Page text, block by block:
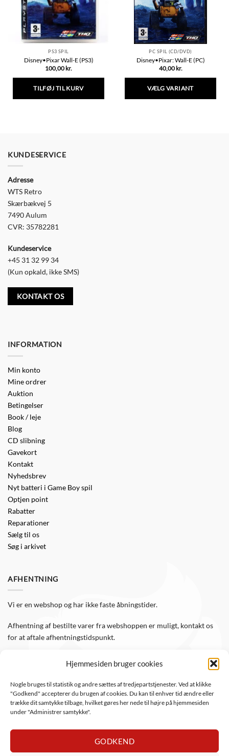
Hjemmesiden bruger cookies
Nogle bruges til statistik og andre sættes af tredjepartstjenester. Ved at klikke
"Godkend" accepterer du brugen af cookies. Du kan til enhver tid ændre eller
trække dit samtykke tilbage, hvilket gøres her nede til højre på hjemmesiden
under "Administrer samtykke".
GODKEND
på
varesiden
PS3 SPIL
Disney•Pixar Wall-E (PS3)
100,00 kr.
TILFØJ TIL KURV
PC SPIL (CD/DVD)
Disney•Pixar: Wall-E (PC)
40,00 kr.
VÆLG VARIANT
KUNDESERVICE
Adresse
WTS Retro
Skærbækvej 5
7490 Aulum
CVR: 35782281
Kundeservice
+45 31 32 99 34
(Kun opkald, ikke SMS)
KONTAKT OS
INFORMATION
Min konto
Mine ordrer
Auktion
Betingelser
Book / leje
Blog
CD slibning
Gavekort
Kontakt
Nyhedsbrev
Nyt batteri i Game Boy spil
Optjen point
Rabatter
Reparationer
Sælg til os
Søg i arkivet
AFHENTNING
Vi er en webshop og har ikke faste åbningstider.
Afhentning af bestilte varer fra webshoppen er muligt, kontakt os
for at aftale afhentningstidspunkt.
Følg WTS Retro på de sociale medier, så er du altid opdateret.